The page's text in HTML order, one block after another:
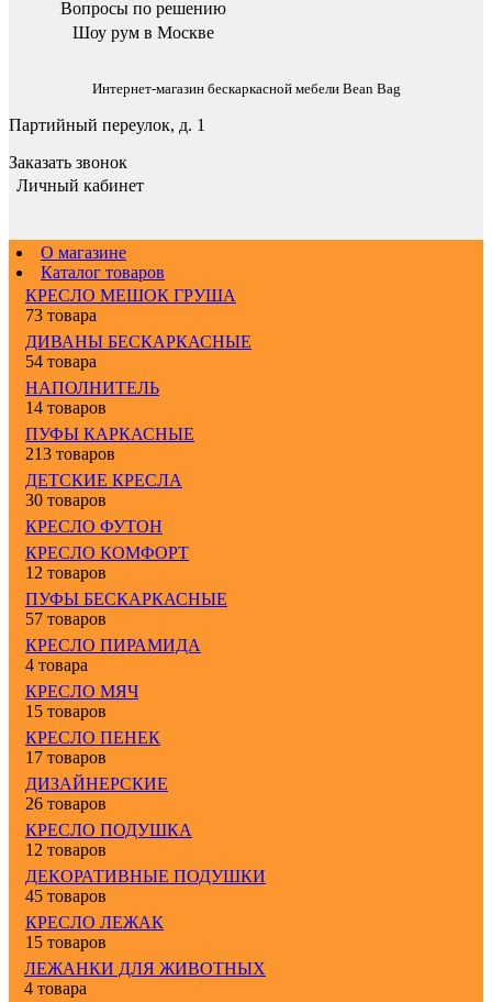
Вопросы по решению
Шоу рум в Москве
Интернет-магазин бескаркасной мебели Bean Bag
Партийный переулок, д. 1
Заказать звонок
Личный кабинет
О магазине
Каталог товаров
КРЕСЛО МЕШОК ГРУША
73 товара
ДИВАНЫ БЕСКАРКАСНЫЕ
54 товара
НАПОЛНИТЕЛЬ
14 товаров
ПУФЫ КАРКАСНЫЕ
213 товаров
ДЕТСКИЕ КРЕСЛА
30 товаров
КРЕСЛО ФУТОН
КРЕСЛО КОМФОРТ
12 товаров
ПУФЫ БЕСКАРКАСНЫЕ
57 товаров
КРЕСЛО ПИРАМИДА
4 товара
КРЕСЛО МЯЧ
15 товаров
КРЕСЛО ПЕНЕК
17 товаров
ДИЗАЙНЕРСКИЕ
26 товаров
КРЕСЛО ПОДУШКА
12 товаров
ДЕКОРАТИВНЫЕ ПОДУШКИ
45 товаров
КРЕСЛО ЛЕЖАК
15 товаров
ЛЕЖАНКИ ДЛЯ ЖИВОТНЫХ
4 товара